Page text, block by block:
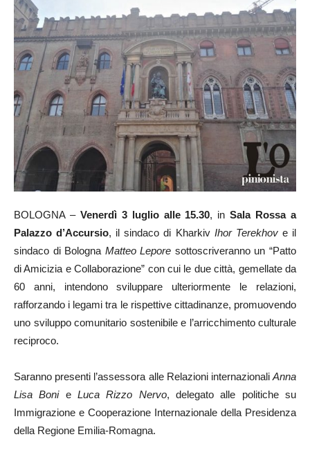
BOLOGNA – Venerdì 3 luglio alle 15.30, inSala Rossa a
Palazzo d’Accursio, il sindaco di KharkivIhor Terekhov e il
sindaco di Bologna Matteo Lepore sottoscriveranno un “Patto
di Amicizia e Collaborazione” con cui le due città, gemellate da
60 anni, intendono sviluppare ulteriormente le relazioni,
rafforzando i legami tra le rispettive cittadinanze, promuovendo
uno sviluppo comunitario sostenibile e l’arricchimento culturale
reciproco.
Saranno presenti l’assessora alle Relazioni internazionali Anna
Lisa BonieLuca Rizzo Nervo, delegato alle politiche su
Immigrazione e Cooperazione Internazionale della Presidenza
della Regione Emilia-Romagna.